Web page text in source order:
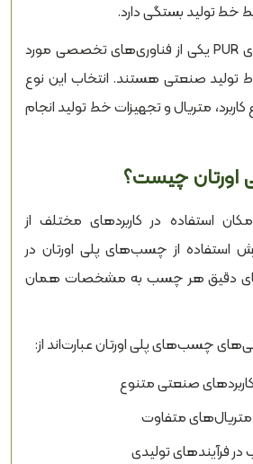
خط تولید بستگی دارد.
در این میان، چسب‌های PUR یکی از فناوری‌های تخصصی مورد
تولید صنعتی هستند. انتخاب این نوع
متریال و تجهیزات خط تولید انجام
اورتان چیست؟
استفاده در کاربردهای مختلف از
استفاده از چسب‌های پلی اورتان در
دقیق هر چسب به مشخصات همان
چسب‌های پلی اورتان عبارت‌اند از:
صنعتی متنوع
متفاوت
فرآیندهای تولیدی